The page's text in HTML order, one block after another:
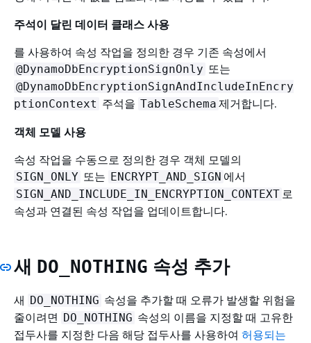
주석이 달린 데이터 클래스 사용
를 사용하여 속성 작업을 정의한 경우 기존 속성에서
@DynamoDbEncryptionSignOnly 또는
@DynamoDbEncryptionSignAndIncludeInEncry
ptionContext 주석을 TableSchema 제거합니다.
객체 모델 사용
속성 작업을 수동으로 정의한 경우 객체 모델의
SIGN_ONLY 또는 ENCRYPT_AND_SIGN 에서
SIGN_AND_INCLUDE_IN_ENCRYPTION_CONTEXT 로
속성과 연결된 속성 작업을 업데이트합니다.
새 DO_NOTHING 속성 추가
새 DO_NOTHING 속성을 추가할 때 오류가 발생할 위험을
줄이려면 DO_NOTHING 속성의 이름을 지정할 때 고유한
접두사를 지정한 다음 해당 접두사를 사용하여 허용되는